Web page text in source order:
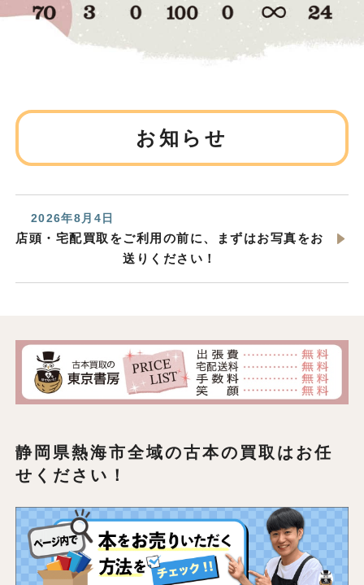
お知らせ
2026年8月4日
店頭・宅配買取をご利用の前に、まずはお写真をお
送りください！
静岡県熱海市全域の古本の買取はお任
せください！